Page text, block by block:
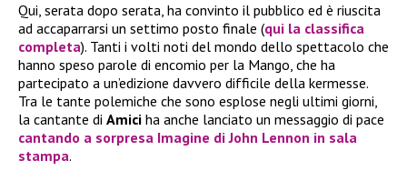
Qui, serata dopo serata, ha convinto il pubblico ed è riuscita
ad accaparrarsi un settimo posto finale (qui la classifica
completa). Tanti i volti noti del mondo dello spettacolo che
hanno speso parole di encomio per la Mango, che ha
partecipato a un’edizione davvero difficile della kermesse.
Tra le tante polemiche che sono esplose negli ultimi giorni,
la cantante di Amici ha anche lanciato un messaggio di pace
cantando a sorpresa Imagine di John Lennon in sala
stampa.